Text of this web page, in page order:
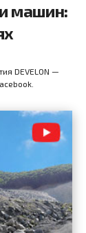
машин:
DEVELON —